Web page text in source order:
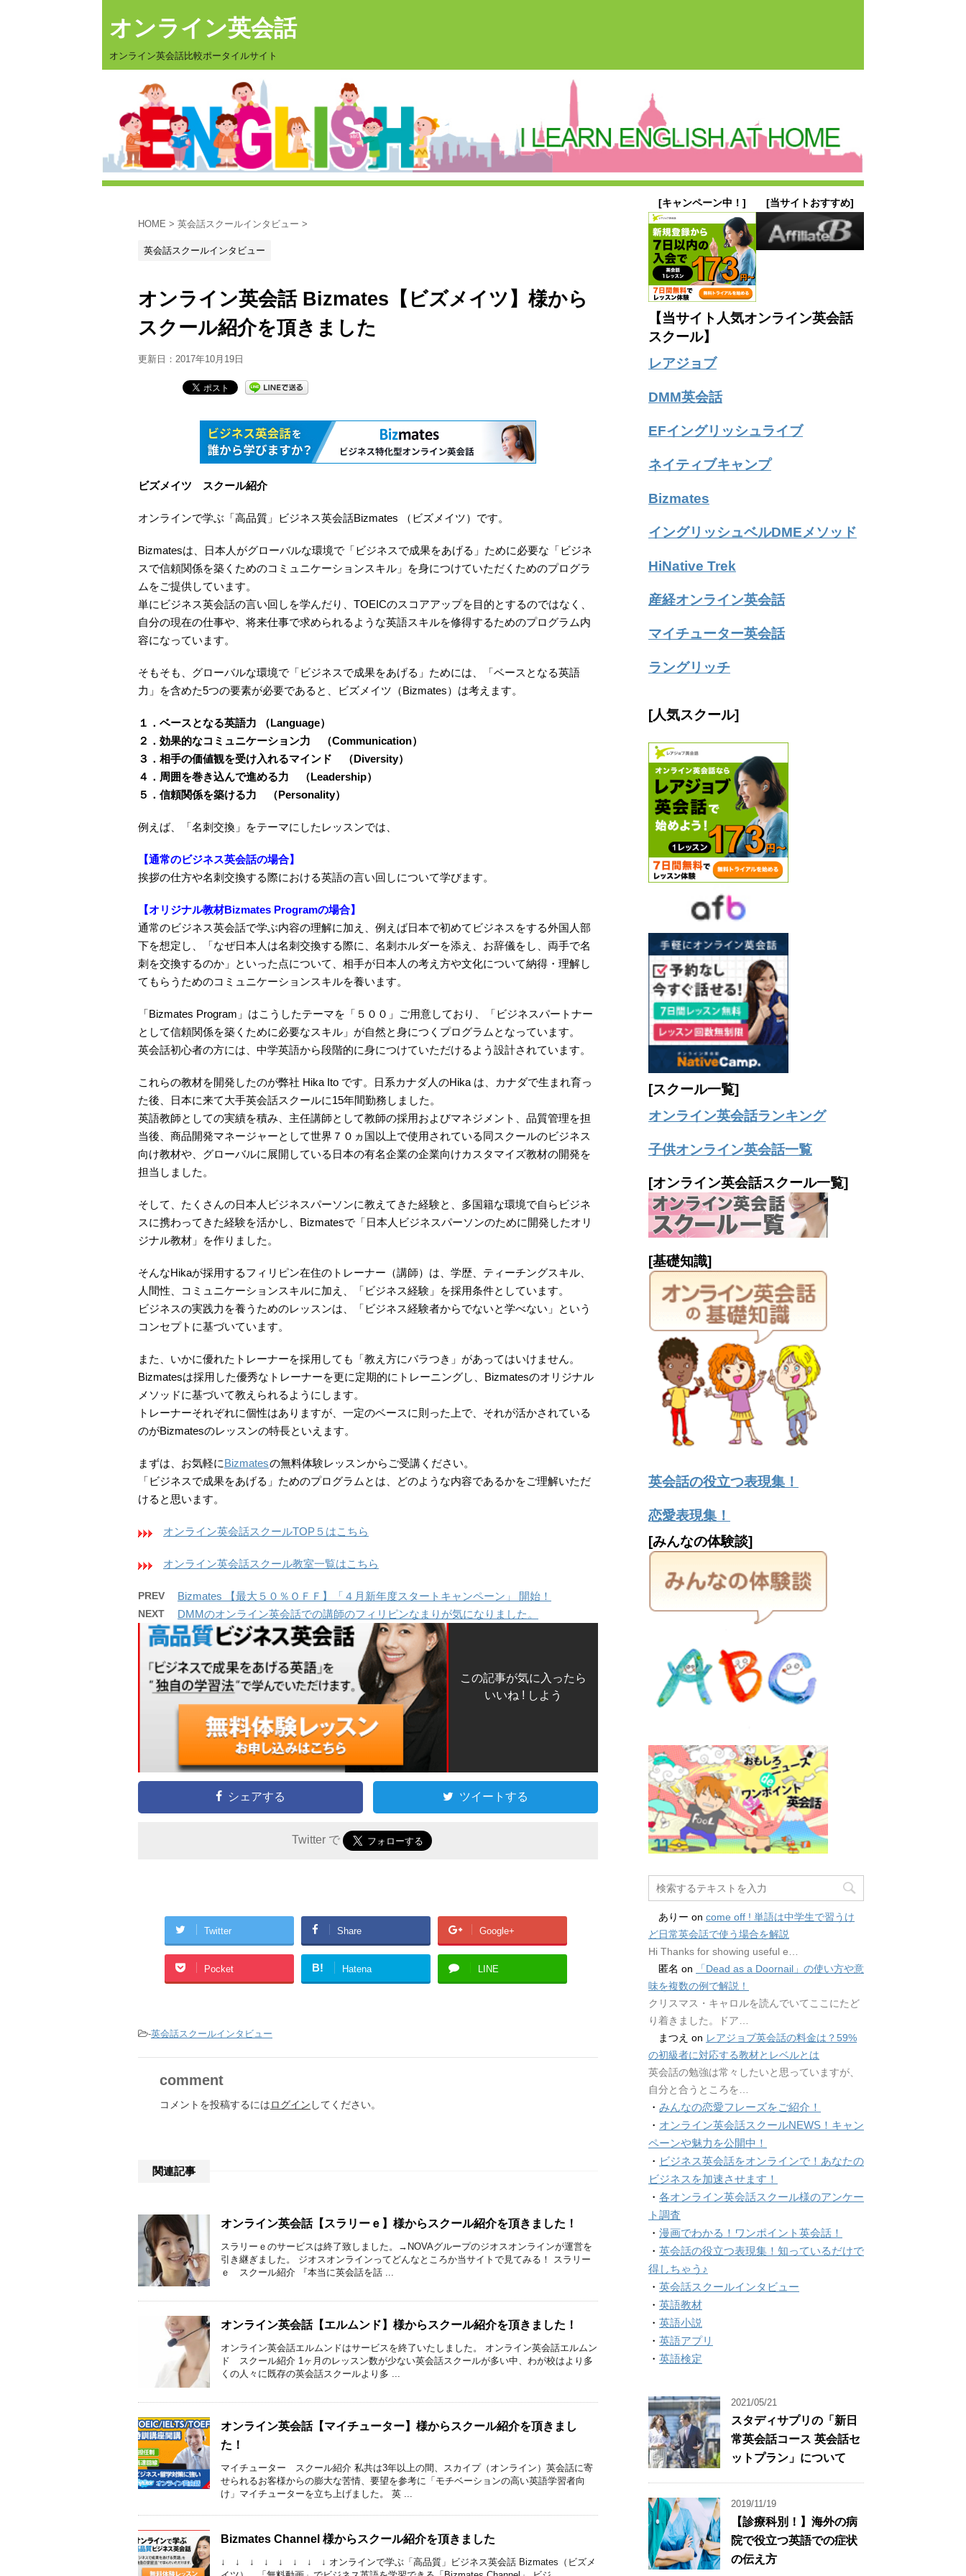
オンライン英会話
オンライン英会話比較ポータイルサイト
HOME > 英会話スクールインタビュー >
英会話スクールインタビュー
オンライン英会話 Bizmates【ビズメイツ】様から
スクール紹介を頂きました
更新日： 2017年10月19日
ビズメイツ スクール紹介
オンラインで学ぶ「高品質」ビジネス英会話Bizmates （ビズメイツ）です。
Bizmatesは、日本人がグローバルな環境で「ビジネスで成果をあげる」ために必要な「ビジネ
スで信頼関係を築くためのコミュニケーションスキル」を身につけていただくためのプログラ
ムをご提供しています。
単にビジネス英会話の言い回しを学んだり、TOEICのスコアアップを目的とするのではなく、
自分の現在の仕事や、将来仕事で求められるような英語スキルを修得するためのプログラム内
容になっています。
そもそも、グローバルな環境で「ビジネスで成果をあげる」ためには、「ベースとなる英語
力」を含めた5つの要素が必要であると、ビズメイツ（Bizmates）は考えます。
１．ベースとなる英語力 （Language）
２．効果的なコミュニケーション力 （Communication）
３．相手の価値観を受け入れるマインド （Diversity）
４．周囲を巻き込んで進める力 （Leadership）
５．信頼関係を築ける力 （Personality）
例えば、「名刺交換」をテーマにしたレッスンでは、
【通常のビジネス英会話の場合】
挨拶の仕方や名刺交換する際における英語の言い回しについて学びます。
【オリジナル教材Bizmates Programの場合】
通常のビジネス英会話で学ぶ内容の理解に加え、例えば日本で初めてビジネスをする外国人部
下を想定し、「なぜ日本人は名刺交換する際に、名刺ホルダーを添え、お辞儀をし、両手で名
刺を交換するのか」といった点について、相手が日本人の考え方や文化について納得・理解し
てもらうためのコミュニケーションスキルを養います。
「Bizmates Program」はこうしたテーマを「５００」ご用意しており、「ビジネスパートナー
として信頼関係を築くために必要なスキル」が自然と身につくプログラムとなっています。
英会話初心者の方には、中学英語から段階的に身につけていただけるよう設計されています。
これらの教材を開発したのが弊社 Hika Ito です。日系カナダ人のHika は、カナダで生まれ育っ
た後、日本に来て大手英会話スクールに15年間勤務しました。
英語教師としての実績を積み、主任講師として教師の採用およびマネジメント、品質管理を担
当後、商品開発マネージャーとして世界７０ヵ国以上で使用されている同スクールのビジネス
向け教材や、グローバルに展開している日本の有名企業の企業向けカスタマイズ教材の開発を
担当しました。
そして、たくさんの日本人ビジネスパーソンに教えてきた経験と、多国籍な環境で自らビジネ
スに携わってきた経験を活かし、Bizmatesで「日本人ビジネスパーソンのために開発したオリ
ジナル教材」を作りました。
そんなHikaが採用するフィリピン在住のトレーナー（講師）は、学歴、ティーチングスキル、
人間性、コミュニケーションスキルに加え、「ビジネス経験」を採用条件としています。
ビジネスの実践力を養うためのレッスンは、「ビジネス経験者からでないと学べない」という
コンセプトに基づいています。
また、いかに優れたトレーナーを採用しても「教え方にバラつき」があってはいけません。
Bizmatesは採用した優秀なトレーナーを更に定期的にトレーニングし、Bizmatesのオリジナル
メソッドに基づいて教えられるようにします。
トレーナーそれぞれに個性はありますが、一定のベースに則った上で、それが活かされている
のがBizmatesのレッスンの特長といえます。
まずは、お気軽にBizmatesの無料体験レッスンからご受講ください。
「ビジネスで成果をあげる」ためのプログラムとは、どのような内容であるかをご理解いただ
けると思います。
オンライン英会話スクールTOP５はこちら
オンライン英会話スクール教室一覧はこちら
PREV Bizmates 【最大５０％ＯＦＦ】「４月新年度スタートキャンペーン」 開始！
NEXT DMMのオンライン英会話での講師のフィリピンなまりが気になりました。
この記事が気に入ったら
いいね ! しよう
シェアする ツイートする
Twitter で
Twitter Share Google+
Pocket B! Hatena LINE
-英会話スクールインタビュー
comment
コメントを投稿するにはログイン してください。
関連記事
オンライン英会話【スラリーｅ】様からスクール紹介を頂きました！
スラリーｅのサービスは終了致しました。→NOVAグループのジオスオンラインが運営を
引き継ぎました。 ジオスオンラインってどんなところか当サイトで見てみる！ スラリー
ｅ スクール紹介 『本当に英会話を話 ...
オンライン英会話【エルムンド】様からスクール紹介を頂きました！
オンライン英会話エルムンドはサービスを終了いたしました。 オンライン英会話エルムン
ド スクール紹介 1ヶ月のレッスン数が少ない英会話スクールが多い中、わが校はより多
くの人々に既存の英会話スクールより多 ...
オンライン英会話【マイチューター】様からスクール紹介を頂きまし
た！
マイチューター スクール紹介 私共は3年以上の間、スカイプ（オンライン）英会話に寄
せられるお客様からの膨大な苦情、要望を参考に「モチベーションの高い英語学習者向
け」マイチューターを立ち上げました。 英 ...
Bizmates Channel 様からスクール紹介を頂きました
↓ ↓ ↓ ↓ ↓ ↓ ↓ ↓ オンラインで学ぶ「高品質」ビジネス英会話 Bizmates（ビズメ
[キャンペーン中！] [当サイトおすすめ]
【当サイト人気オンライン英会話
スクール】
レアジョブ
DMM英会話
EFイングリッシュライブ
ネイティブキャンプ
Bizmates
イングリッシュベルDMEメソッド
HiNative Trek
産経オンライン英会話
マイチューター英会話
ラングリッチ
[人気スクール]
[スクール一覧]
オンライン英会話ランキング
子供オンライン英会話一覧
[オンライン英会話スクール一覧]
[基礎知識]
英会話の役立つ表現集！
恋愛表現集！
[みんなの体験談]
ありー on come off ! 単語は中学生で習うけ
ど日常英会話で使う場合を解説
Hi Thanks for showing useful e…
匿名 on
「Dead as a Doornail」の使い方や意
味を複数の例で解説！
クリスマス・キャロルを読んでいてここにたど
り着きました。ドア…
まつえ on レアジョブ英会話の料金は？59%
の初級者に対応する教材とレベルとは
英会話の勉強は常々したいと思っていますが、
自分と合うところを…
・ みんなの恋愛フレーズをご紹介！
・ オンライン英会話スクールNEWS！キャン
ペーンや魅力を公開中！
・ ビジネス英会話をオンラインで！あなたの
ビジネスを加速させます！
・ 各オンライン英会話スクール様のアンケー
ト調査
・ 漫画でわかる！ワンポイント英会話！
・ 英会話の役立つ表現集！知っているだけで
得しちゃう♪
・ 英会話スクールインタビュー
・ 英語教材
・ 英語小説
・ 英語アプリ
・ 英語検定
2021/05/21
スタディサプリの「新日
常英会話コース 英会話セ
ットプラン」について
2019/11/19
【診療科別！】海外の病
院で役立つ英語での症状
の伝え方